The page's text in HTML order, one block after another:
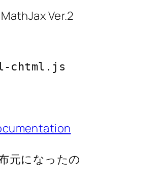
Ver.2
chtml.js
元になったの